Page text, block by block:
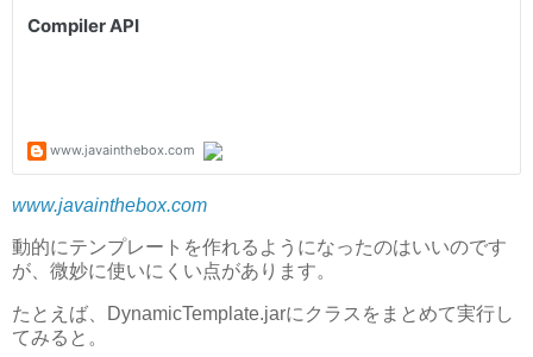
www.javainthebox.com
動的にテンプレートを作れるようになったのはいいのです
が、微妙に使いにくい点があります。
たとえば、DynamicTemplate.jarにクラスをまとめて実行し
てみると。